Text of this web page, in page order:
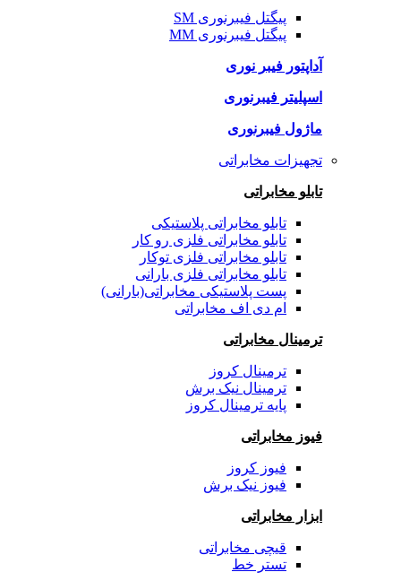
پیگتل فیبرنوری SM
پیگتل فیبرنوری MM
آداپتور فیبر نوری
اسپلیتر فیبرنوری
ماژول فیبرنوری
تجهیزات مخابراتی
تابلو مخابراتی
تابلو مخابراتی پلاستیکی
تابلو مخابراتی فلزی رو کار
تابلو مخابراتی فلزی توکار
تابلو مخابراتی فلزی بارانی
پست پلاستیکی مخابراتی(بارانی)
ام دی اف مخابراتی
ترمینال مخابراتی
ترمینال کروز
ترمینال نیک برش
پایه ترمینال کروز
فیوز مخابراتی
فیوز کروز
فیوز نیک برش
ابزار مخابراتی
قیچی مخابراتی
تستر خط